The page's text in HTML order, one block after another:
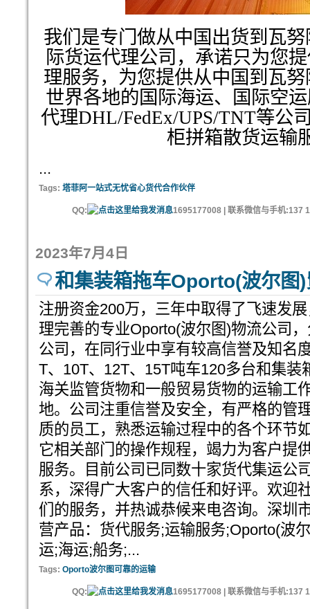
我们是专门做从中国出货到瓦努
际货运代理公司，承诺只为您
理服务，为您提供从中国到瓦努
世界各地的国际海运、国际空
代理DHL/FedEx/UPS/TNT等公
柜拼箱散货运输
...
Tags: 塔菲阿一站式无忧省心货代合作伙伴
QQ: 1695177008 | 联系微信与手机:137
2023年7月4日
和集装箱拖车Oporto(波尔图
注册资金200万，三年中取得了飞速发
理完善的专业Oporto(波尔图)物流公司
公司，在同行业中享有较高信誉及知名
T、10T、12T、15T吨车120多台和集装
海关监管货物和一般贸易货物的运输工
地。公司注重信誉及安全，有严格的管
质的员工，熟悉运输过程中的各个环节
它相关部门的操作规程，竭力为客户提
服务。目前公司已同数十家货代集运公
系，深得广大客户的信任和好评。欢迎
们的服务，并热诚恭候来电咨询。深圳
营产品：货代服务;运输服务;Oporto(波
运;海运;船务;...
Tags: Oporto波尔图可靠的运输
QQ: 1695177008 | 联系微信与手机:137